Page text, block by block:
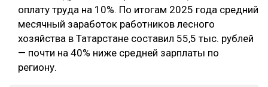
оплату труда на 10%. По итогам 2025 года средний
месячный заработок работников лесного
хозяйства в Татарстане составил 55,5 тыс. рублей
— почти на 40% ниже средней зарплаты по
региону.